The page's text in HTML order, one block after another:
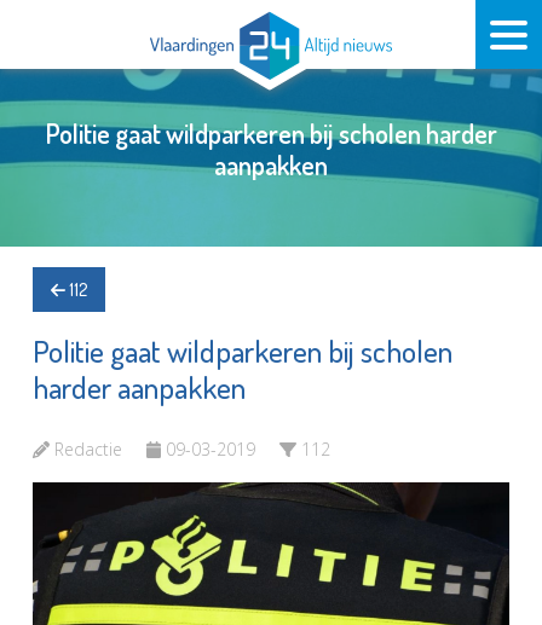
Politie gaat wildparkeren bij scholen harder
aanpakken
112
Politie gaat wildparkeren bij scholen
harder aanpakken
Redactie 09-03-2019 112